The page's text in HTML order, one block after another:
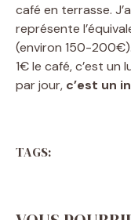
café en terrasse.
représente
(environ 150-
1€ le café, c’est un
par jour, c’est un
TAGS: